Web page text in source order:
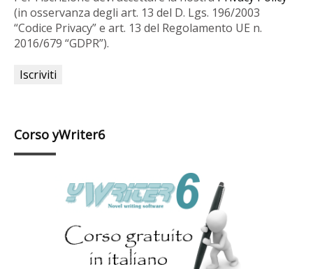
(in osservanza degli art. 13 del D. Lgs. 196/2003
“Codice Privacy” e art. 13 del Regolamento UE n.
2016/679 “GDPR”).
Corso yWriter6